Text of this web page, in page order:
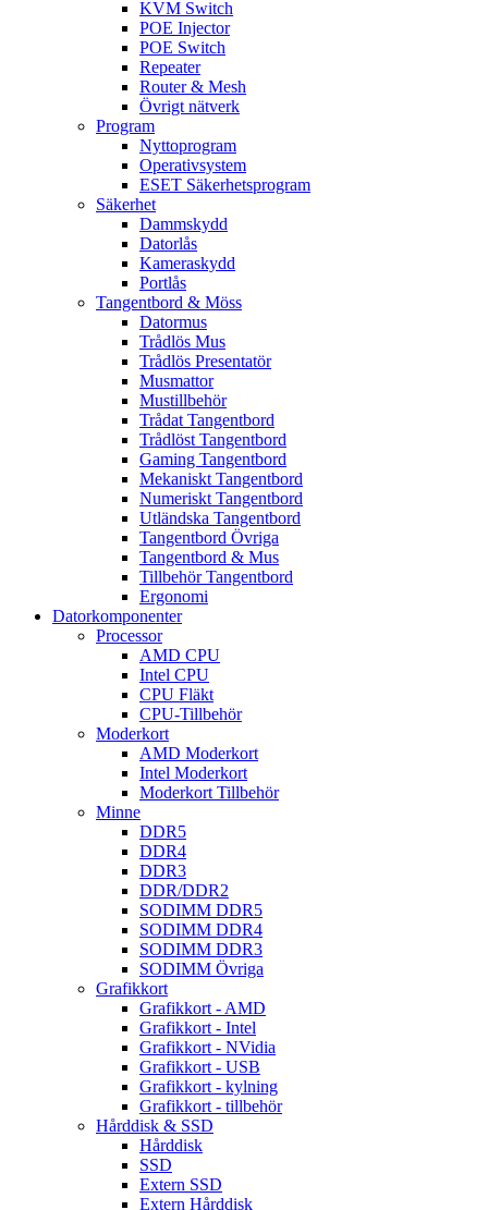
KVM Switch
POE Injector
POE Switch
Repeater
Router & Mesh
Övrigt nätverk
Program
Nyttoprogram
Operativsystem
ESET Säkerhetsprogram
Säkerhet
Dammskydd
Datorlås
Kameraskydd
Portlås
Tangentbord & Möss
Datormus
Trådlös Mus
Trådlös Presentatör
Musmattor
Mustillbehör
Trådat Tangentbord
Trådlöst Tangentbord
Gaming Tangentbord
Mekaniskt Tangentbord
Numeriskt Tangentbord
Utländska Tangentbord
Tangentbord Övriga
Tangentbord & Mus
Tillbehör Tangentbord
Ergonomi
Datorkomponenter
Processor
AMD CPU
Intel CPU
CPU Fläkt
CPU-Tillbehör
Moderkort
AMD Moderkort
Intel Moderkort
Moderkort Tillbehör
Minne
DDR5
DDR4
DDR3
DDR/DDR2
SODIMM DDR5
SODIMM DDR4
SODIMM DDR3
SODIMM Övriga
Grafikkort
Grafikkort - AMD
Grafikkort - Intel
Grafikkort - NVidia
Grafikkort - USB
Grafikkort - kylning
Grafikkort - tillbehör
Hårddisk & SSD
Hårddisk
SSD
Extern SSD
Extern Hårddisk